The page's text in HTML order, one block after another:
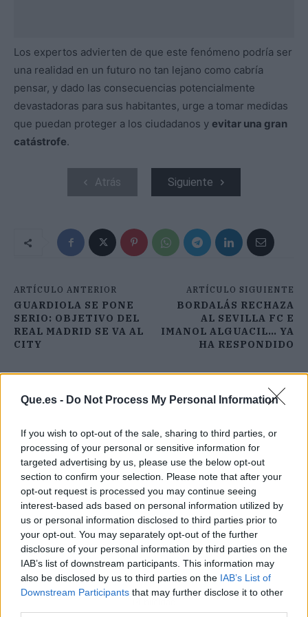
Que.es - Do Not Process My Personal Information
If you wish to opt-out of the sale, sharing to third parties, or
processing of your personal or sensitive information for
targeted advertising by us, please use the below opt-out
section to confirm your selection. Please note that after your
opt-out request is processed you may continue seeing
interest-based ads based on personal information utilized by
us or personal information disclosed to third parties prior to
your opt-out. You may separately opt-out of the further
disclosure of your personal information by third parties on the
IAB’s list of downstream participants. This information may
also be disclosed by us to third parties on the IAB’s List of
Downstream Participants that may further disclose it to other
Los expertos advierten de que este fenómeno podría ser
una realidad en un futuro no tan lejano como cabría
pensar, y dado las consecuencias potencialmente
devastadoras para sus habitantes, urge a tomar medidas
que puedan proteger a los ciudadanos y evitar una gran
catástrofe.
Atrás Siguiente
ARTÍCULO ANTERIOR
GUARDIOLA SE PONE
SERIO: OBJETIVO DEL
REAL MADRID SE VA AL
CITY
ARTÍCULO SIGUIENTE
BORDALÁS RECHAZA
AL SEVILLA FC E
IMANOL ALGUACIL… YA
HA RESPONDIDO
Publicidad